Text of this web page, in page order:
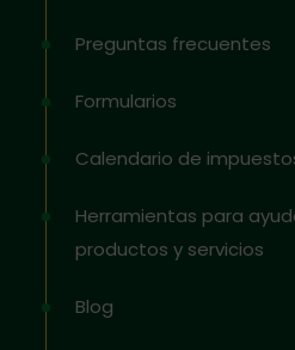
Preguntas frecuentes
Formularios
Calendario de
Herramientas para
productos y servicios
Blog